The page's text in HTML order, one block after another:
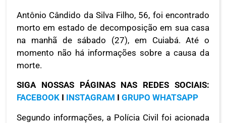
Antônio Cândido da Silva Filho, 56, foi encontrado
morto em estado de decomposição em sua casa
na manhã de sábado (27), em Cuiabá. Até o
momento não há informações sobre a causa da
morte.
SIGA NOSSAS PÁGINAS NAS REDES SOCIAIS:
FACEBOOK I INSTAGRAM I GRUPO WHATSAPP
Segundo informações, a Polícia Civil foi acionada